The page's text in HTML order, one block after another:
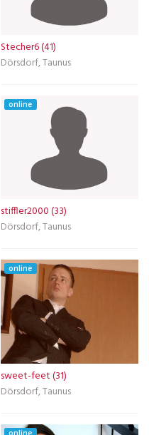
Stecher6 (41)
Dörsdorf, Taunus
online
stiffler2000 (33)
Dörsdorf, Taunus
online
sweet-feet (31)
Dörsdorf, Taunus
online